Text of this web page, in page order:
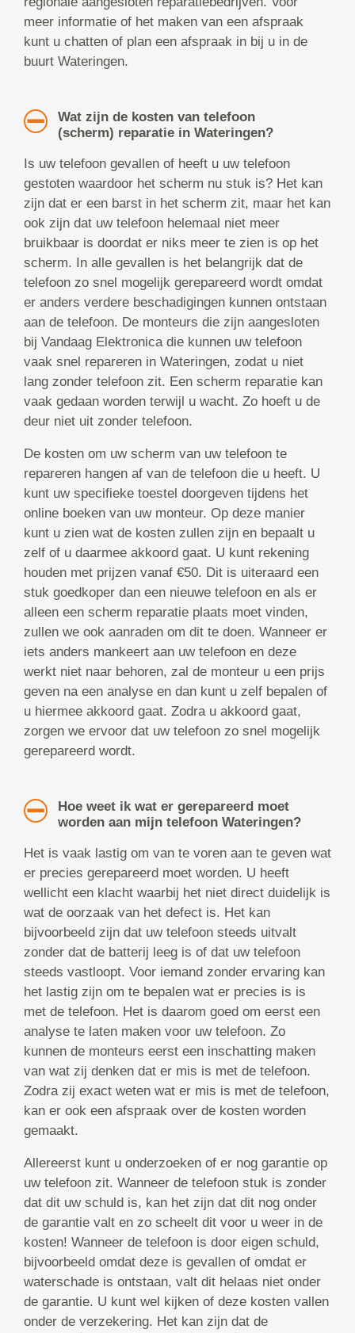
meer informatie of het maken van een afspraak
kunt u chatten of plan een afspraak in bij u in de
buurt Wateringen.
Wat zijn de kosten van telefoon
(scherm) reparatie in Wateringen?
Is uw telefoon gevallen of heeft u uw telefoon
gestoten waardoor het scherm nu stuk is? Het kan
zijn dat er een barst in het scherm zit, maar het kan
ook zijn dat uw telefoon helemaal niet meer
bruikbaar is doordat er niks meer te zien is op het
scherm. In alle gevallen is het belangrijk dat de
telefoon zo snel mogelijk gerepareerd wordt omdat
er anders verdere beschadigingen kunnen ontstaan
aan de telefoon. De monteurs die zijn aangesloten
bij Vandaag Elektronica die kunnen uw telefoon
vaak snel repareren in Wateringen, zodat u niet
lang zonder telefoon zit. Een scherm reparatie kan
vaak gedaan worden terwijl u wacht. Zo hoeft u de
deur niet uit zonder telefoon.
De kosten om uw scherm van uw telefoon te
repareren hangen af van de telefoon die u heeft. U
kunt uw specifieke toestel doorgeven tijdens het
online boeken van uw monteur. Op deze manier
kunt u zien wat de kosten zullen zijn en bepaalt u
zelf of u daarmee akkoord gaat. U kunt rekening
houden met prijzen vanaf €50. Dit is uiteraard een
stuk goedkoper dan een nieuwe telefoon en als er
alleen een scherm reparatie plaats moet vinden,
zullen we ook aanraden om dit te doen. Wanneer er
iets anders mankeert aan uw telefoon en deze
werkt niet naar behoren, zal de monteur u een prijs
geven na een analyse en dan kunt u zelf bepalen of
u hiermee akkoord gaat. Zodra u akkoord gaat,
zorgen we ervoor dat uw telefoon zo snel mogelijk
gerepareerd wordt.
Hoe weet ik wat er gerepareerd moet
worden aan mijn telefoon Wateringen?
Het is vaak lastig om van te voren aan te geven wat
er precies gerepareerd moet worden. U heeft
wellicht een klacht waarbij het niet direct duidelijk is
wat de oorzaak van het defect is. Het kan
bijvoorbeeld zijn dat uw telefoon steeds uitvalt
zonder dat de batterij leeg is of dat uw telefoon
steeds vastloopt. Voor iemand zonder ervaring kan
het lastig zijn om te bepalen wat er precies is is
met de telefoon. Het is daarom goed om eerst een
analyse te laten maken voor uw telefoon. Zo
kunnen de monteurs eerst een inschatting maken
van wat zij denken dat er mis is met de telefoon.
Zodra zij exact weten wat er mis is met de telefoon,
kan er ook een afspraak over de kosten worden
gemaakt.
Allereerst kunt u onderzoeken of er nog garantie op
uw telefoon zit. Wanneer de telefoon stuk is zonder
dat dit uw schuld is, kan het zijn dat dit nog onder
de garantie valt en zo scheelt dit voor u weer in de
kosten! Wanneer de telefoon is door eigen schuld,
bijvoorbeeld omdat deze is gevallen of omdat er
waterschade is ontstaan, valt dit helaas niet onder
de garantie. U kunt wel kijken of deze kosten vallen
onder de verzekering. Het kan zijn dat de